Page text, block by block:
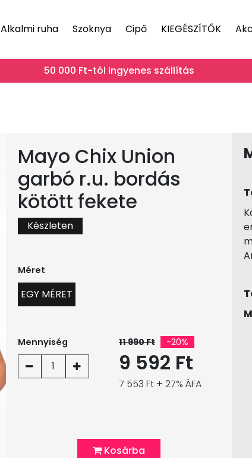
Alkalmi ruha Szoknya Cipő KIEGÉSZÍTŐK
50 000 Ft-tól ingyenes szállítás
Mayo Chix Union
garbó r.u. bordás
kötött fekete
Készleten
Méret
EGY MÉRET
Mennyiség
1
11 990 Ft -20%
9 592 Ft
7 553 Ft + 27% ÁFA
Kosárba